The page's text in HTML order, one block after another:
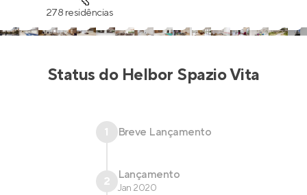
278 residências
Status do Helbor Spazio Vita
1 Breve Lançamento
2 Lançamento
Jan 2020